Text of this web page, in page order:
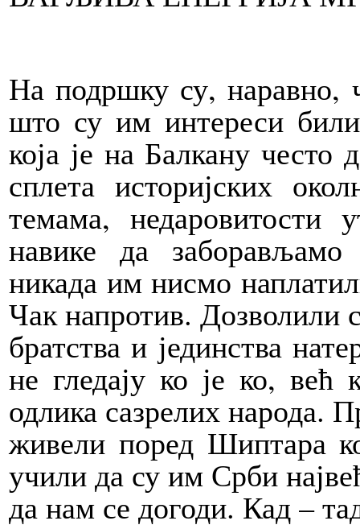
На подршку су, наравно,
што су им интереси
која је на Балкану често
сплета историјских
темама, недаровитости
навике да
никада им нисмо
Чак напротив. Дозволили
братства и јединства
не гледају ко је ко,
одлика сазрелих народа.
живели поред Шиптара
учили да су им Срби
да нам се догоди. Кад –